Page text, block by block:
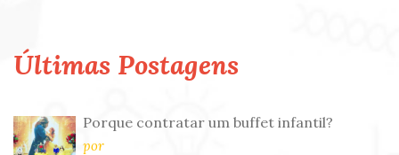
Últimas Postagens
Porque contratar um buffet infantil?
por